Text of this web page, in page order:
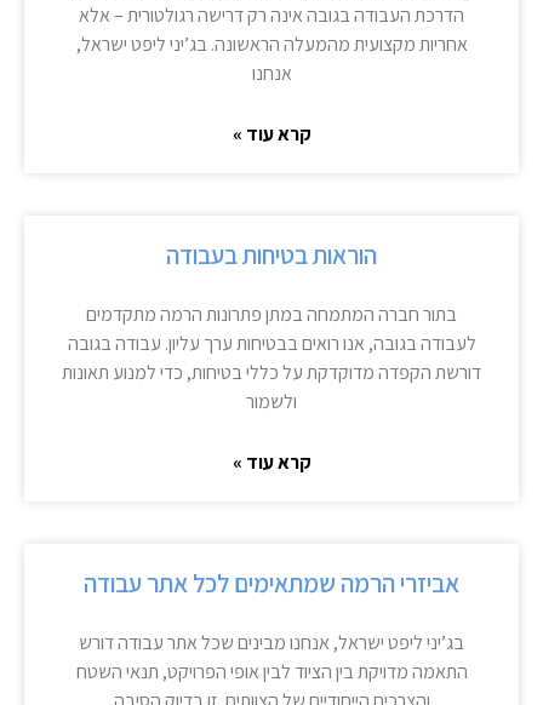
הדרכת העבודה בגובה אינה רק דרישה רגולטורית – אלא
אחריות מקצועית מהמעלה הראשונה. בג’יני ליפט ישראל,
אנחנו
קרא עוד »
הוראות בטיחות בעבודה
בתור חברה המתמחה במתן פתרונות הרמה מתקדמים
לעבודה בגובה, אנו רואים בבטיחות ערך עליון. עבודה בגובה
דורשת הקפדה מדוקדקת על כללי בטיחות, כדי למנוע תאונות
ולשמור
קרא עוד »
אביזרי הרמה שמתאימים לכל אתר עבודה
בג’יני ליפט ישראל, אנחנו מבינים שכל אתר עבודה דורש
התאמה מדויקת בין הציוד לבין אופי הפרויקט, תנאי השטח